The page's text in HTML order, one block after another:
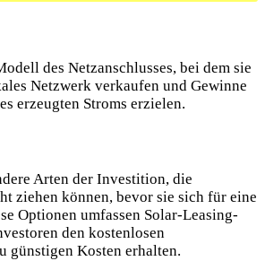
des Netzanschlusses, bei dem sie
Netzwerk verkaufen und Gewinne
erzeugten Stroms erzielen.
Arten der Investition, die
ziehen können, bevor sie sich für eine
Optionen umfassen Solar-Leasing-
den kostenlosen
günstigen Kosten erhalten.